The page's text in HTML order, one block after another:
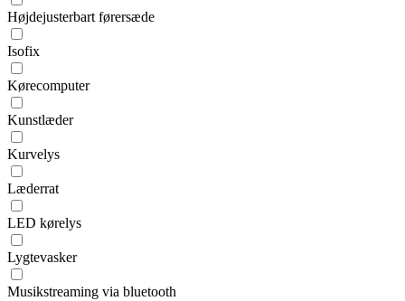
Højdejusterbart førersæde
Isofix
Kørecomputer
Kunstlæder
Kurvelys
Læderrat
LED kørelys
Lygtevasker
Musikstreaming via bluetooth